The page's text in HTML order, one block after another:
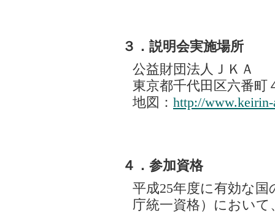
３．説明会実施場所
公益財団法人ＪＫＡ
東京都千代田区六番町
地図： http://www.keirin-
４．参加資格
平成25年度に有効な
庁統一資格）におい